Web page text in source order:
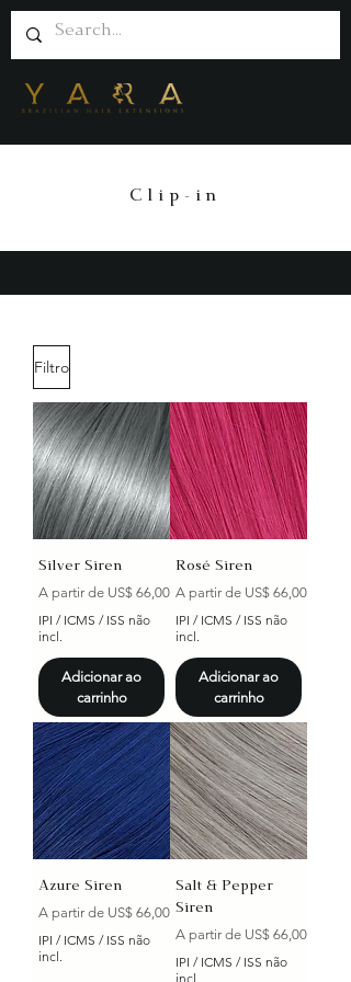
Clip-in
Filtro
Silver Siren
A partir de US$ 66,00
Preço promocional
IPI / ICMS / ISS não
incl.
Adicionar ao
carrinho
Rosé Siren
A partir de US$ 66,00
Preço promocional
IPI / ICMS / ISS não
incl.
Adicionar ao
carrinho
Azure Siren
A partir de US$ 66,00
Preço promocional
IPI / ICMS / ISS não
incl.
Salt & Pepper
Siren
A partir de US$ 66,00
Preço promocional
IPI / ICMS / ISS não
incl.